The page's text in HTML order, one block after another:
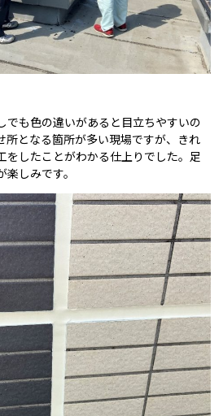
でも色の違いがあると目立ちやすいの
所となる箇所が多い現場ですが、きれ
をしたことがわかる仕上りでした。足
しみです。